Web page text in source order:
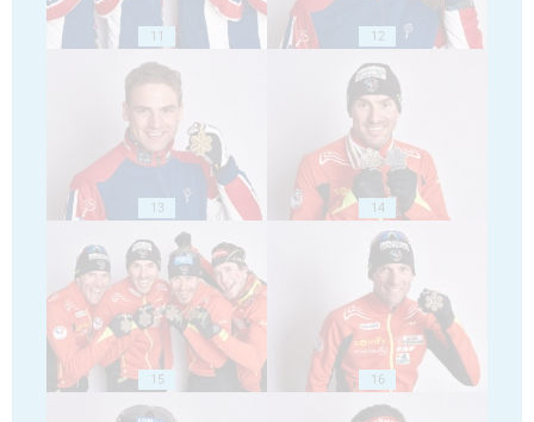
11 12
13 14
15 16